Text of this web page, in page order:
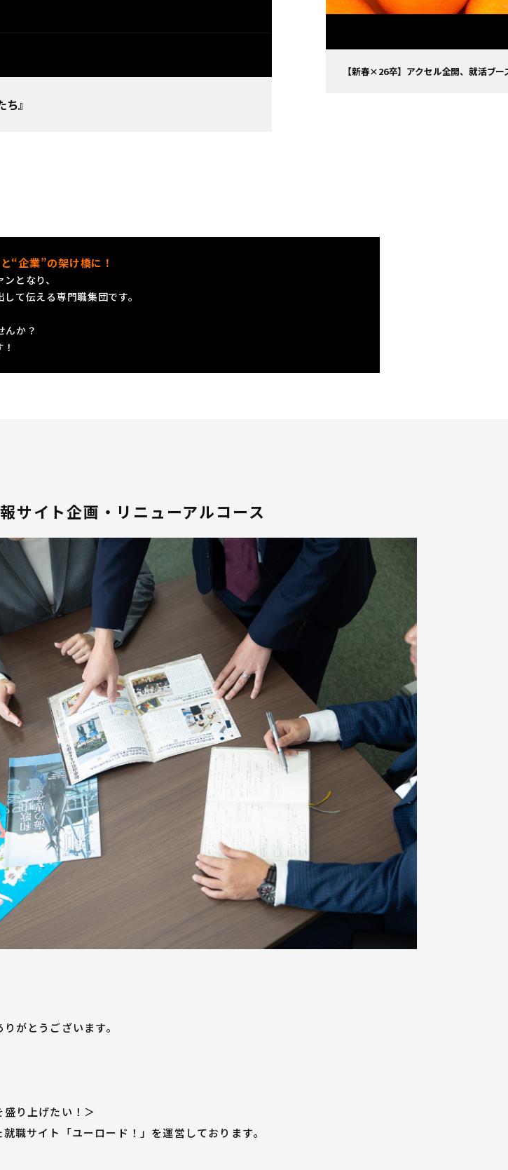
』
【新春×26卒】アクセル全開、就活ブー
“企業”の架け橋に！
となり、
て伝える専門職集団です。
んか？
サイト企画・リニューアルコース
がとうございます。
り上げたい！＞
職サイト「ユーロード！」を運営しております。